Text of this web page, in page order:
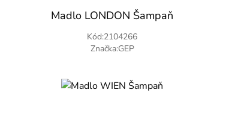
Madlo LONDON Šampaň
Kód:2104266
Značka:GEP